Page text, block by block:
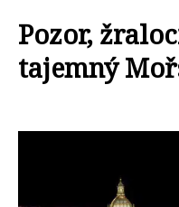
Pozor,
tajemný